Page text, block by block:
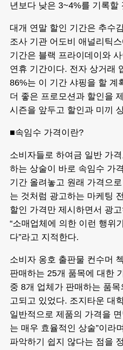
년보다 낮은 3~4%를 기록
대개 연말 할인 기간은 추수
조사 기관 어도비 애널리틱
기간은 블랙 프라이데이와
연휴 기간이다. 전자 상거래
86%는 이 기간 샤핑을 할 계
더 좋은 프로모션과 할인을
시즌을 앞두고 할인과 미끼
■속임수 가격이란?
소비자들로 하여금 일반 가
하는 상술이 바로 속임수 가
기간 올려놓고 원래 가격으
는 것처럼 광고하는 마케팅
할인 가격만 제시하면서 광
“소매업체에 의한 이런 행위
다”라고 지적한다.
소비자 옹호 출판물 컨수머
판매하는 25개 품목에 대한
중 8개 업체가 판매하는 품
고되고 있었다. 조지타운 대
일반적으로 제품의 가격을
는 매우 효율적인 상술”이라
파악하기 쉽지 않다는 점을